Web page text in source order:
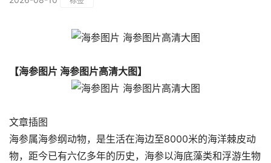
【海参图片 海参图片高清大图】
文章插图
海参属海参纲动物，是生活在海边至8000米的海洋棘皮动
物，距今已有六亿多年的历史，海参以海底藻类和浮游生物